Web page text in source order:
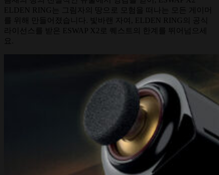
ELDEN RING는 그림자의 땅으로 모험을 떠나는 모든 게이머
를 위해 만들어졌습니다. 빛바랜 자여, ELDEN RING의 공식
라이선스를 받은 ESWAP X2로 퀘스트의 한계를 뛰어넘으세
요.